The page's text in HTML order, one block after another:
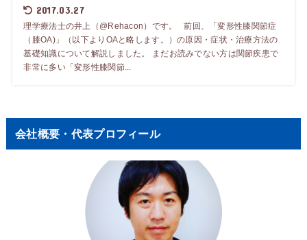
2017.03.27
理学療法士の井上（@Rehacon）です。 前回、「変形性膝関節症
（膝OA)」（以下よりOAと略します。）の原因・症状・治療方法の
基礎知識について解説しました。 まだお読みでない方は関節疾患で
非常に多い「変形性膝関節...
会社概要・代表プロフィール